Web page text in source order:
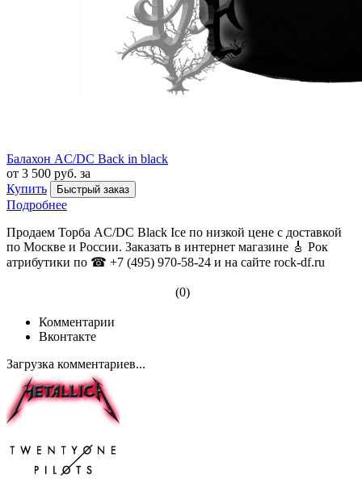
Балахон AC/DC Back in black
от 3 500 руб. за
Купить
Быстрый заказ
Подробнее
Продаем Торба AC/DC Black Ice по низкой цене с доставкой
по Москве и России. Заказать в интернет магазине 🎸 Рок
атрибутики по ☎ +7 (495) 970-58-24 и на сайте rock-df.ru
(0)
Комментарии
Вконтакте
Загрузка комментариев...